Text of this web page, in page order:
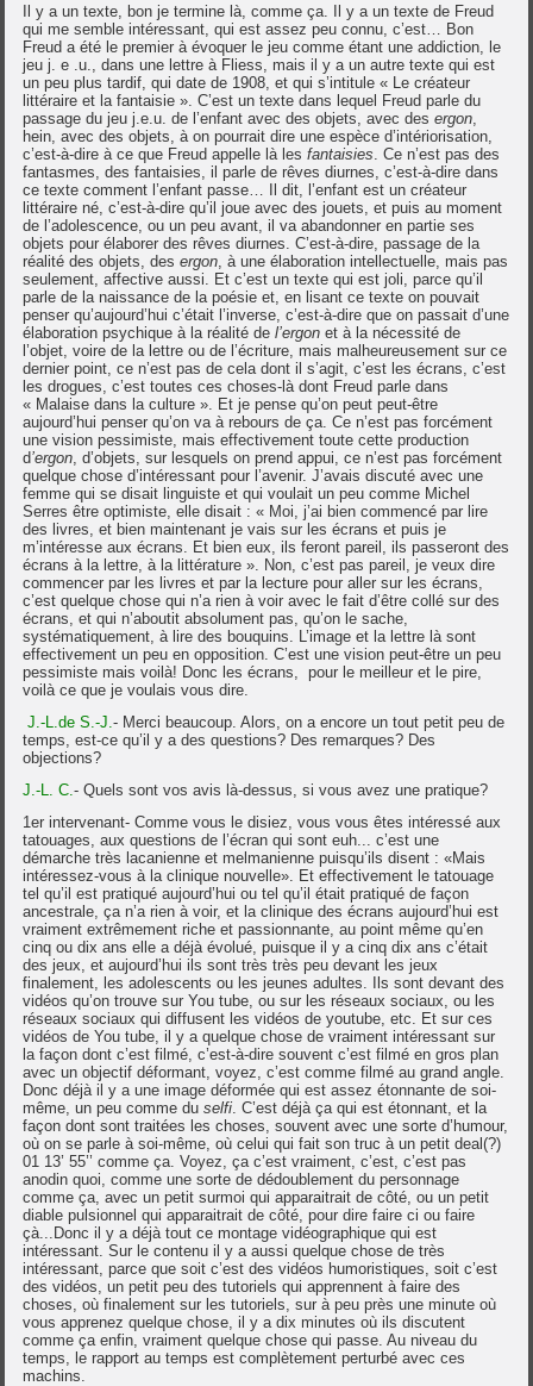
Il y a un texte, bon je termine là, comme ça. Il y a un texte de Freud
qui me semble intéressant, qui est assez peu connu, c’est… Bon
Freud a été le premier à évoquer le jeu comme étant une addiction, le
jeu j. e .u., dans une lettre à Fliess, mais il y a un autre texte qui est
un peu plus tardif, qui date de 1908, et qui s’intitule « Le créateur
littéraire et la fantaisie ». C’est un texte dans lequel Freud parle du
passage du jeu j.e.u. de l’enfant avec des objets, avec desergon
hein, avec des objets, à on pourrait dire une espèce d’intériorisation,
c’est-à-dire à ce que Freud appelle là lesfantaisies . Ce n’est pas des
fantasmes, des fantaisies, il parle de rêves diurnes, c’est-à-dire dans
ce texte comment l’enfant passe… Il dit, l’enfant est un créateur
littéraire né, c’est-à-dire qu’il joue avec des jouets, et puis au moment
de l’adolescence, ou un peu avant, il va abandonner en partie ses
objets pour élaborer des rêves diurnes. C’est-à-dire, passage de la
réalité des objets, desergon , à une élaboration intellectuelle, mais pas
seulement, affective aussi. Et c’est un texte qui est joli, parce qu’il
parle de la naissance de la poésie et, en lisant ce texte on pouvait
penser qu’aujourd’hui c’était l’inverse, c’est-à-dire que on passait d’une
élaboration psychique à la réalité del’ergon et à la nécessité de
l’objet, voire de la lettre ou de l’écriture, mais malheureusement sur ce
dernier point, ce n’est pas de cela dont il s’agit, c’est les écrans, c’est
les drogues, c’est toutes ces choses-là dont Freud parle dans
« Malaise dans la culture ». Et je pense qu’on peut peut-être
aujourd’hui penser qu’on va à rebours de ça. Ce n’est pas forcément
une vision pessimiste, mais effectivement toute cette production
d’ergon , d’objets, sur lesquels on prend appui, ce n’est pas forcément
quelque chose d’intéressant pour l’avenir. J’avais discuté avec une
femme qui se disait linguiste et qui voulait un peu comme Michel
Serres être optimiste, elle disait : « Moi, j’ai bien commencé par lire
des livres, et bien maintenant je vais sur les écrans et puis je
m’intéresse aux écrans. Et bien eux, ils feront pareil, ils passeront des
écrans à la lettre, à la littérature ». Non, c’est pas pareil, je veux dire
commencer par les livres et par la lecture pour aller sur les écrans,
c’est quelque chose qui n’a rien à voir avec le fait d’être collé sur des
écrans, et qui n’aboutit absolument pas, qu’on le sache,
systématiquement, à lire des bouquins. L’image et la lettre là sont
effectivement un peu en opposition. C’est une vision peut-être un peu
pessimiste mais voilà! Donc les écrans, pour le meilleur et le pire,
voilà ce que je voulais vous dire.
J.-L.de S.-J.- Merci beaucoup. Alors, on a encore un tout petit peu de
temps, est-ce qu’il y a des questions? Des remarques? Des
objections?
J.-L. C.- Quels sont vos avis là-dessus, si vous avez une pratique?
1er intervenant- Comme vous le disiez, vous vous êtes intéressé aux
tatouages, aux questions de l’écran qui sont euh... c’est une
démarche très lacanienne et melmanienne puisqu’ils disent : «Mais
intéressez-vous à la clinique nouvelle». Et effectivement le tatouage
tel qu’il est pratiqué aujourd’hui ou tel qu’il était pratiqué de façon
ancestrale, ça n’a rien à voir, et la clinique des écrans aujourd’hui est
vraiment extrêmement riche et passionnante, au point même qu’en
cinq ou dix ans elle a déjà évolué, puisque il y a cinq dix ans c’était
des jeux, et aujourd’hui ils sont très très peu devant les jeux
finalement, les adolescents ou les jeunes adultes. Ils sont devant des
vidéos qu’on trouve sur You tube, ou sur les réseaux sociaux, ou les
réseaux sociaux qui diffusent les vidéos de youtube, etc. Et sur ces
vidéos de You tube, il y a quelque chose de vraiment intéressant sur
la façon dont c’est filmé, c’est-à-dire souvent c’est filmé en gros plan
avec un objectif déformant, voyez, c’est comme filmé au grand angle.
Donc déjà il y a une image déformée qui est assez étonnante de soi-
même, un peu comme duselfi . C’est déjà ça qui est étonnant, et la
façon dont sont traitées les choses, souvent avec une sorte d’humour,
où on se parle à soi-même, où celui qui fait son truc à un petit deal(?)
01 13’ 55’’ comme ça. Voyez, ça c’est vraiment, c’est, c’est pas
anodin quoi, comme une sorte de dédoublement du personnage
comme ça, avec un petit surmoi qui apparaitrait de côté, ou un petit
diable pulsionnel qui apparaitrait de côté, pour dire faire ci ou faire
çà...Donc il y a déjà tout ce montage vidéographique qui est
intéressant. Sur le contenu il y a aussi quelque chose de très
intéressant, parce que soit c’est des vidéos humoristiques, soit c’est
des vidéos, un petit peu des tutoriels qui apprennent à faire des
choses, où finalement sur les tutoriels, sur à peu près une minute où
vous apprenez quelque chose, il y a dix minutes où ils discutent
comme ça enfin, vraiment quelque chose qui passe. Au niveau du
temps, le rapport au temps est complètement perturbé avec ces
machins.